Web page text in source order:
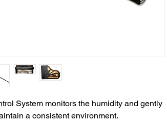
System monitors the humidity and gently
a consistent environment.